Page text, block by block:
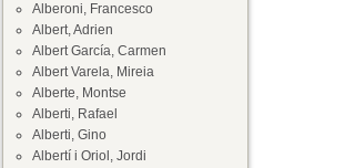
Alberoni, Francesco
Albert, Adrien
Albert García, Carmen
Albert Varela, Mireia
Alberte, Montse
Alberti, Rafael
Alberti, Gino
Albertí i Oriol, Jordi